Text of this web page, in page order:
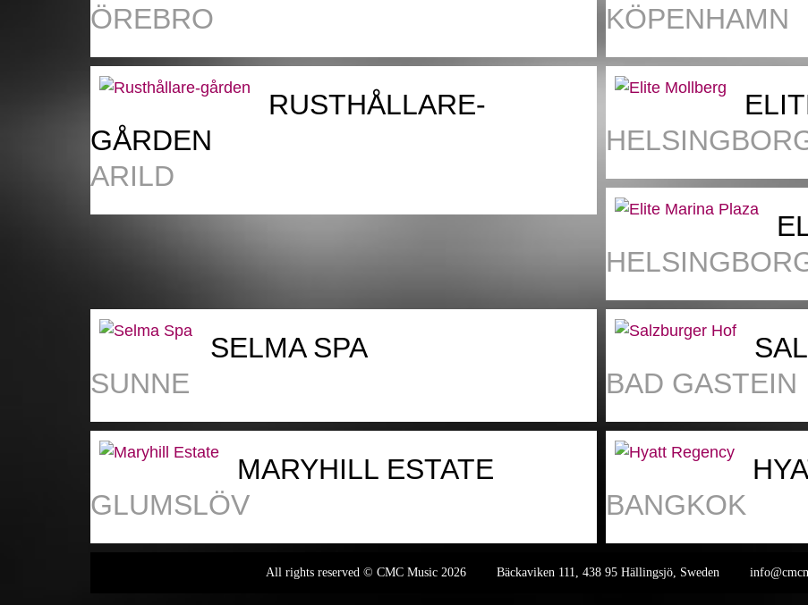
ÖREBRO
KÖPENHAMN
RUSTHÅLLARE-
GÅRDEN
ARILD
SELMA SPA
SUNNE
BAD GASTEIN
MARYHILL ESTATE
GLUMSLÖV
BANGKOK
All rights reserved © CMC Music 2026 Bäckaviken 111, 438 95 Hällingsjö, Sweden